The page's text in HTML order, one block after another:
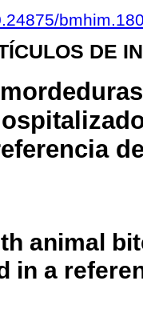
DE
animal
in a